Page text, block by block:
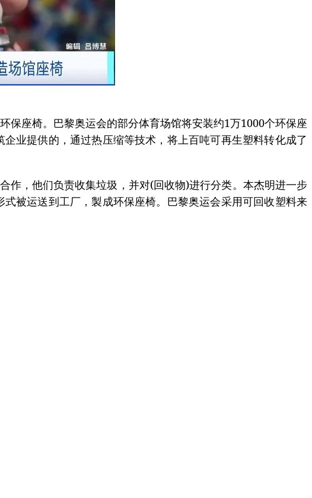
保座椅。巴黎奥运会的部分体育场馆将安装约1万1000个环保座
业提供的，通过热压缩等技术，将上百吨可再生塑料转化成了
，他们负责收集垃圾，并对(回收物)进行分类。本杰明进一步
被运送到工厂，製成环保座椅。巴黎奥运会采用可回收塑料来